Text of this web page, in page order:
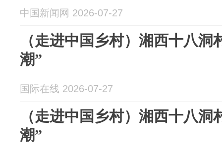
中国新闻网 2026-07-27
（走进中国乡村）湘西十八洞
潮”
国际在线 2026-07-27
（走进中国乡村）湘西十八洞
潮”